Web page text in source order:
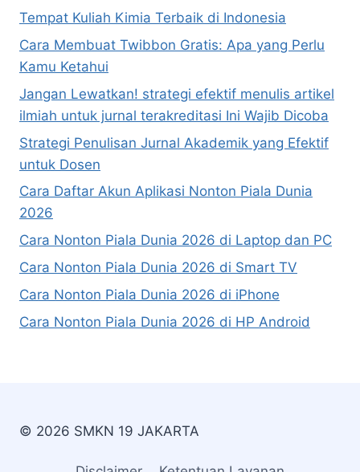
Tempat Kuliah Kimia Terbaik di Indonesia
Cara Membuat Twibbon Gratis: Apa yang Perlu
Kamu Ketahui
Jangan Lewatkan! strategi efektif menulis artikel
ilmiah untuk jurnal terakreditasi Ini Wajib Dicoba
Strategi Penulisan Jurnal Akademik yang Efektif
untuk Dosen
Cara Daftar Akun Aplikasi Nonton Piala Dunia
2026
Cara Nonton Piala Dunia 2026 di Laptop dan PC
Cara Nonton Piala Dunia 2026 di Smart TV
Cara Nonton Piala Dunia 2026 di iPhone
Cara Nonton Piala Dunia 2026 di HP Android
© 2026 SMKN 19 JAKARTA